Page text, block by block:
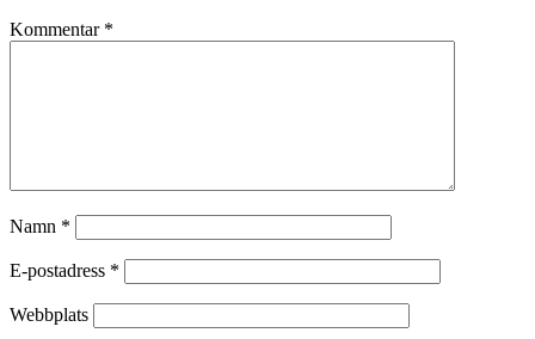
Kommentar *
Namn *
E-postadress *
Webbplats